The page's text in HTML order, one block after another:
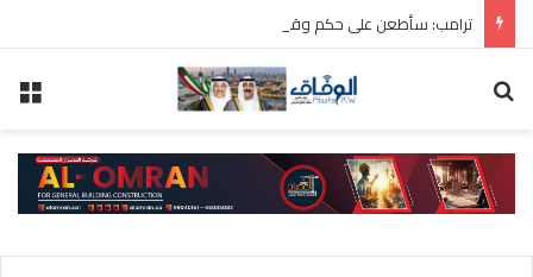
ترامب: سأطعن على حكم وقف بناء قاعة الاحتفالات بالبيت الأبيض